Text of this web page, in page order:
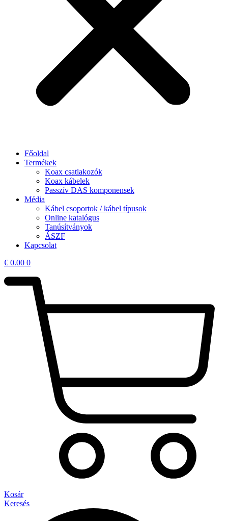
Főoldal
Termékek
Koax csatlakozók
Koax kábelek
Passzív DAS komponensek
Média
Kábel csoportok / kábel típusok
Online katalógus
Tanúsítványok
ÁSZF
Kapcsolat
€ 0.00 0
Kosár
Keresés